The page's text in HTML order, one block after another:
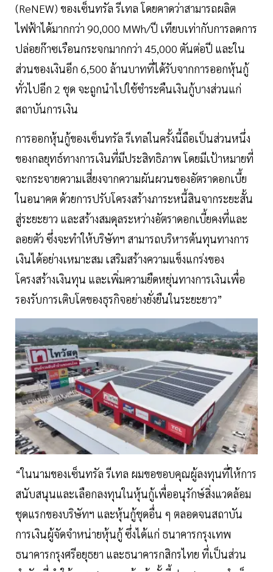
(ReNEW) ของเซ็นทรัล รีเทล โดยคาดว่าสามารถผลิต
ไฟฟ้าได้มากกว่า 90,000 MWh/ปี เทียบเท่ากับการลดการ
ปล่อยก๊าซเรือนกระจกมากกว่า 45,000 ตันต่อปี และใน
ส่วนของเงินอีก 6,500 ล้านบาทที่ได้รับจากการออกหุ้นกู้
ทั่วไปอีก 2 ชุด จะถูกนำไปใช้ชำระคืนเงินกู้บางส่วนแก่
สถาบันการเงิน
การออกหุ้นกู้ของเซ็นทรัล รีเทลในครั้งนี้ถือเป็นส่วนหนึ่ง
ของกลยุทธ์ทางการเงินที่มีประสิทธิภาพ โดยมีเป้าหมายที่
จะกระจายความเสี่ยงจากความผันผวนของอัตราดอกเบี้ย
ในอนาคต ด้วยการปรับโครงสร้างภาระหนี้สินจากระยะสั้น
สู่ระยะยาว และสร้างสมดุลระหว่างอัตราดอกเบี้ยคงที่และ
ลอยตัว ซึ่งจะทำให้บริษัทฯ สามารถบริหารต้นทุนทางการ
เงินได้อย่างเหมาะสม เสริมสร้างความแข็งแกร่งของ
โครงสร้างเงินทุน และเพิ่มความยืดหยุ่นทางการเงินเพื่อ
รองรับการเติบโตของธุรกิจอย่างยั่งยืนในระยะยาว”
“ในนามของเซ็นทรัล รีเทล ผมขอขอบคุณผู้ลงทุนที่ให้การ
สนับสนุนและเลือกลงทุนในหุ้นกู้เพื่ออนุรักษ์สิ่งแวดล้อม
ชุดแรกของบริษัทฯ และหุ้นกู้ชุดอื่น ๆ ตลอดจนสถาบัน
การเงินผู้จัดจำหน่ายหุ้นกู้ ซึ่งได้แก่ ธนาคารกรุงเทพ
ธนาคารกรุงศรีอยุธยา และธนาคารกสิกรไทย ที่เป็นส่วน